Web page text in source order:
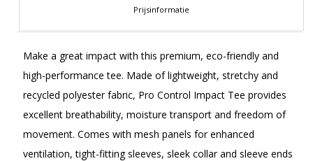
Prijsinformatie
Make a great impact with this premium, eco-friendly and
high-performance tee. Made of lightweight, stretchy and
recycled polyester fabric, Pro Control Impact Tee provides
excellent breathability, moisture transport and freedom of
movement. Comes with mesh panels for enhanced
ventilation, tight-fitting sleeves, sleek collar and sleeve ends